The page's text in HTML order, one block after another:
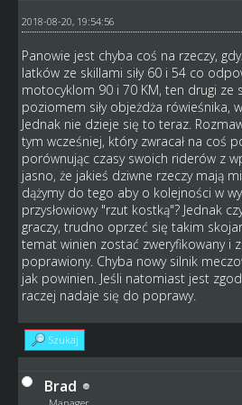
2018-08-20, 19:54:56
Panowie jest chyba coś na rzeczy,
latków ze skillami siły 60 i 54 co
motocyklom 90 i 70 KM, ten drugi ze
poziomem siły objeżdża rówieśnika,
Jednak nie dzieje się to teraz.
tym wcześniej, który zwracał na coś
porównując czasy swoich riderów z
jasno, że jakieś dziwne rzeczy mają
dążymy do tego aby o kolejności w
przysłowiowy "rzut kostką"? Jednak
graczy, trudno oprzeć się takim
temat winien zostać zweryfikowany i
poprawiony. Chyba nowy silnik
jak powinien. Jeśli natomiast jest
raczej nadaje się do poprawy.
Szukaj
Brad